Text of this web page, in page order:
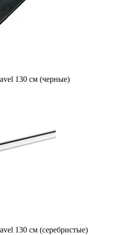
130 см (черные)
130 см (серебристые)